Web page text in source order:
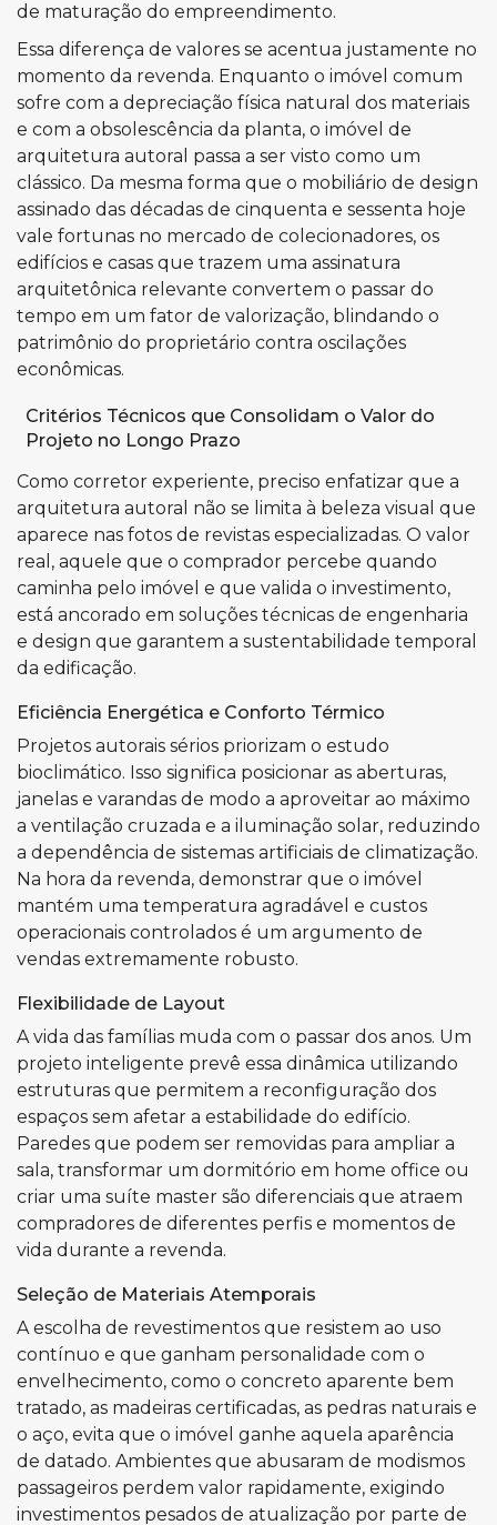
de maturação do empreendimento.
Essa diferença de valores se acentua justamente no
momento da revenda. Enquanto o imóvel comum
sofre com a depreciação física natural dos materiais
e com a obsolescência da planta, o imóvel de
arquitetura autoral passa a ser visto como um
clássico. Da mesma forma que o mobiliário de design
assinado das décadas de cinquenta e sessenta hoje
vale fortunas no mercado de colecionadores, os
edifícios e casas que trazem uma assinatura
arquitetônica relevante convertem o passar do
tempo em um fator de valorização, blindando o
patrimônio do proprietário contra oscilações
econômicas.
Critérios Técnicos que Consolidam o Valor do
Projeto no Longo Prazo
Como corretor experiente, preciso enfatizar que a
arquitetura autoral não se limita à beleza visual que
aparece nas fotos de revistas especializadas. O valor
real, aquele que o comprador percebe quando
caminha pelo imóvel e que valida o investimento,
está ancorado em soluções técnicas de engenharia
e design que garantem a sustentabilidade temporal
da edificação.
Eficiência Energética e Conforto Térmico
Projetos autorais sérios priorizam o estudo
bioclimático. Isso significa posicionar as aberturas,
janelas e varandas de modo a aproveitar ao máximo
a ventilação cruzada e a iluminação solar, reduzindo
a dependência de sistemas artificiais de climatização.
Na hora da revenda, demonstrar que o imóvel
mantém uma temperatura agradável e custos
operacionais controlados é um argumento de
vendas extremamente robusto.
Flexibilidade de Layout
A vida das famílias muda com o passar dos anos. Um
projeto inteligente prevê essa dinâmica utilizando
estruturas que permitem a reconfiguração dos
espaços sem afetar a estabilidade do edifício.
Paredes que podem ser removidas para ampliar a
sala, transformar um dormitório em home office ou
criar uma suíte master são diferenciais que atraem
compradores de diferentes perfis e momentos de
vida durante a revenda.
Seleção de Materiais Atemporais
A escolha de revestimentos que resistem ao uso
contínuo e que ganham personalidade com o
envelhecimento, como o concreto aparente bem
tratado, as madeiras certificadas, as pedras naturais e
o aço, evita que o imóvel ganhe aquela aparência
de datado. Ambientes que abusaram de modismos
passageiros perdem valor rapidamente, exigindo
investimentos pesados de atualização por parte de